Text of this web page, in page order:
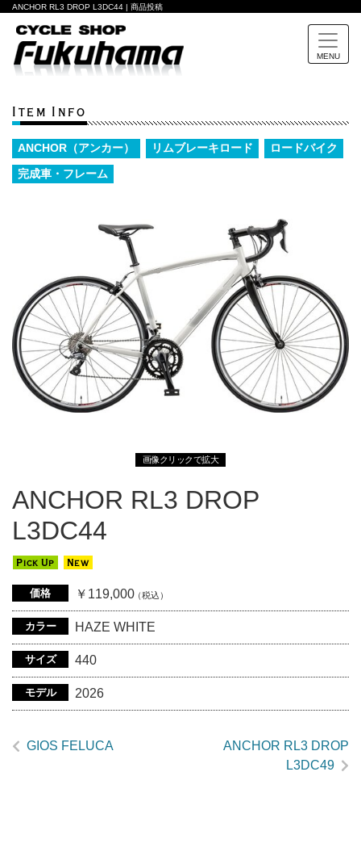
ANCHOR RL3 DROP L3DC44 | 商品投稿
MENU
Item Info
ANCHOR（アンカー） リムブレーキロード ロードバイク
完成車・フレーム
画像クリックで拡大
ANCHOR RL3 DROP
L3DC44
Pick Up New
価格 ￥119,000（税込）
カラー HAZE WHITE
サイズ 440
モデル 2026
GIOS FELUCA
ANCHOR RL3 DROP
L3DC49